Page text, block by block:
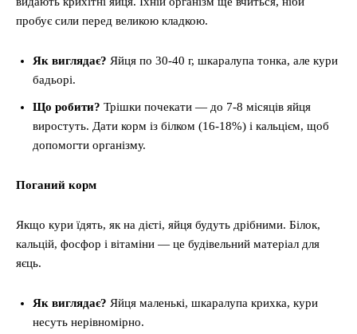
пробує сили перед великою кладкою.
Як виглядає? Яйця по 30-40 г, шкаралупа тонка, але кури
бадьорі.
Що робити? Трішки почекати — до 7-8 місяців яйця
виростуть. Дати корм із білком (16-18%) і кальцієм, щоб
допомогти організму.
Поганий корм
Якщо кури їдять, як на дієті, яйця будуть дрібними. Білок,
кальцій, фосфор і вітаміни — це будівельний матеріал для
яєць.
Як виглядає? Яйця маленькі, шкаралупа крихка, кури
несуть нерівномірно.